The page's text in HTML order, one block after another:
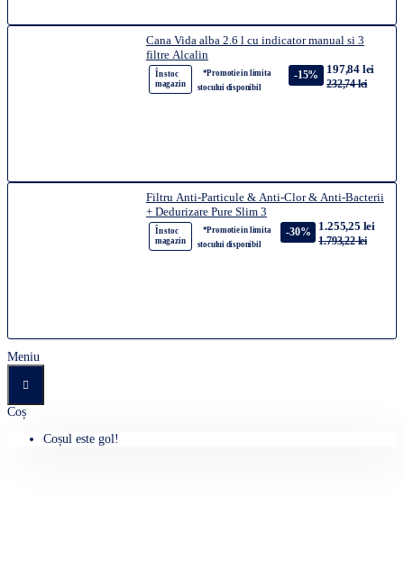
Cana Vida alba 2.6 l cu indicator manual si 3
filtre Alcalin
În stoc
magazin
*Promotie in limita
stocului disponibil
-15% 197,84 lei
232,74 lei
Filtru Anti-Particule & Anti-Clor & Anti-Bacterii
+ Dedurizare Pure Slim 3
În stoc
magazin
*Promotie in limita
stocului disponibil
-30% 1.255,25 lei
1.793,22 lei
Meniu
Coș
Coșul este gol!